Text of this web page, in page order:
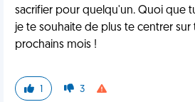
sacrifier pour quelqu'un. Quoi que
je te souhaite de plus te centrer
prochains mois !
1 3